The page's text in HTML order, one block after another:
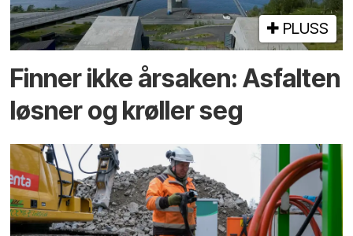
PLUSS
Finner ikke årsaken: Asfalten
løsner og krøller seg